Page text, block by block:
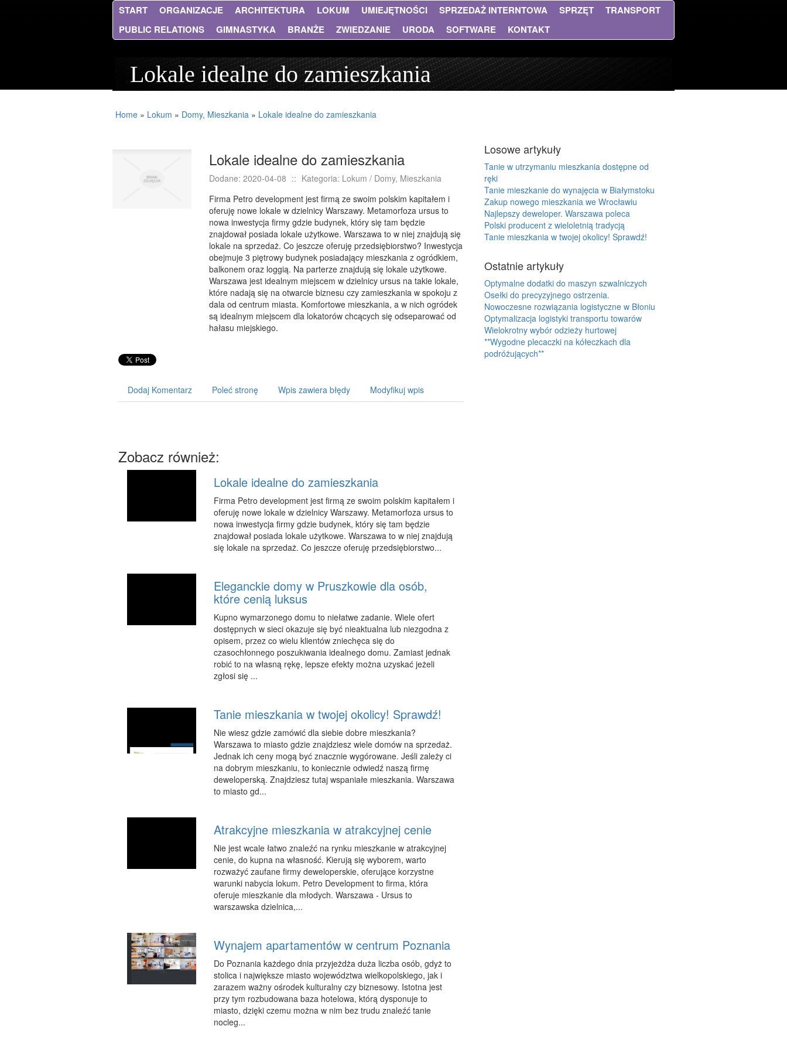
START ORGANIZACJE ARCHITEKTURA LOKUM UMIEJĘTNOŚCI SPRZEDAŻ INTERNTOWA SPRZĘT
TRANSPORT
PUBLIC RELATIONS
GIMNASTYKA BRANŻE ZWIEDZANIE URODA SOFTWARE KONTAKT
Lokale idealne do zamieszkania
Home » Lokum » Domy, Mieszkania » Lokale idealne do zamieszkania
Lokale idealne do zamieszkania
Dodane: 2020-04-08 :: Kategoria: Lokum / Domy, Mieszkania
Firma Petro development jest firmą ze swoim polskim kapitałem i
oferuję nowe lokale w dzielnicy Warszawy. Metamorfoza ursus to
nowa inwestycja firmy gdzie budynek, który się tam będzie
znajdował posiada lokale użytkowe. Warszawa to w niej znajdują się
lokale na sprzedaż. Co jeszcze oferuję przedsiębiorstwo? Inwestycja
obejmuje 3 piętrowy budynek posiadający mieszkania z ogródkiem,
balkonem oraz loggią. Na parterze znajdują się lokale użytkowe.
Warszawa jest idealnym miejscem w dzielnicy ursus na takie lokale,
które nadają się na otwarcie biznesu czy zamieszkania w spokoju z
dala od centrum miasta. Komfortowe mieszkania, a w nich ogródek
są idealnym miejscem dla lokatorów chcących się odseparować od
hałasu miejskiego.
Dodaj Komentarz Poleć stronę Wpis zawiera błędy Modyfikuj wpis
Zobacz również:
Lokale idealne do zamieszkania
Firma Petro development jest firmą ze swoim polskim kapitałem i
oferuję nowe lokale w dzielnicy Warszawy. Metamorfoza ursus to
nowa inwestycja firmy gdzie budynek, który się tam będzie
znajdował posiada lokale użytkowe. Warszawa to w niej znajdują
się lokale na sprzedaż. Co jeszcze oferuję przedsiębiorstwo...
Eleganckie domy w Pruszkowie dla osób,
które cenią luksus
Kupno wymarzonego domu to niełatwe zadanie. Wiele ofert
dostępnych w sieci okazuje się być nieaktualna lub niezgodna z
opisem, przez co wielu klientów zniechęca się do
czasochłonnego poszukiwania idealnego domu. Zamiast jednak
robić to na własną rękę, lepsze efekty można uzyskać jeżeli
zgłosi się ...
Tanie mieszkania w twojej okolicy! Sprawdź!
Nie wiesz gdzie zamówić dla siebie dobre mieszkania?
Warszawa to miasto gdzie znajdziesz wiele domów na sprzedaż.
Jednak ich ceny mogą być znacznie wygórowane. Jeśli zależy ci
na dobrym mieszkaniu, to koniecznie odwiedź naszą firmę
deweloperską. Znajdziesz tutaj wspaniałe mieszkania. Warszawa
to miasto gd...
Atrakcyjne mieszkania w atrakcyjnej cenie
Nie jest wcale łatwo znaleźć na rynku mieszkanie w atrakcyjnej
cenie, do kupna na własność. Kierują się wyborem, warto
rozważyć zaufane firmy deweloperskie, oferujące korzystne
warunki nabycia lokum. Petro Development to firma, która
oferuje mieszkanie dla młodych. Warszawa - Ursus to
warszawska dzielnica,...
Wynajem apartamentów w centrum Poznania
Do Poznania każdego dnia przyjeżdża duża liczba osób, gdyż to
stolica i największe miasto województwa wielkopolskiego, jak i
zarazem ważny ośrodek kulturalny czy biznesowy. Istotna jest
przy tym rozbudowana baza hotelowa, którą dysponuje to
miasto, dzięki czemu można w nim bez trudu znaleźć tanie
nocleg...
Losowe artykuły
Tanie w utrzymaniu mieszkania dostępne od
ręki
Tanie mieszkanie do wynajęcia w Białymstoku
Zakup nowego mieszkania we Wrocławiu
Najlepszy deweloper. Warszawa poleca
Polski producent z wieloletnią tradycją
Tanie mieszkania w twojej okolicy! Sprawdź!
Ostatnie artykuły
Optymalne dodatki do maszyn szwalniczych
Osełki do precyzyjnego ostrzenia.
Nowoczesne rozwiązania logistyczne w Błoniu
Optymalizacja logistyki transportu towarów
Wielokrotny wybór odzieży hurtowej
**Wygodne plecaczki na kółeczkach dla
podróżujących**